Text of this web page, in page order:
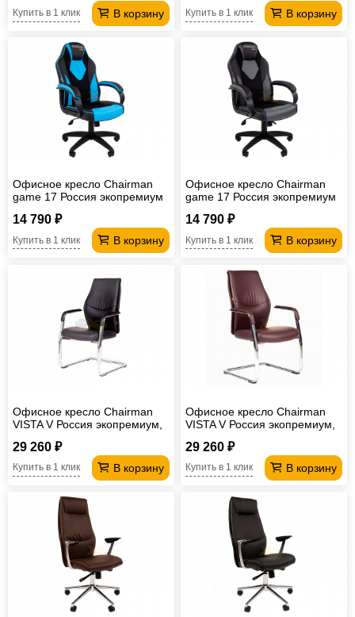
В корзину
Купить в 1 клик В корзину
Купить в 1 клик
Офисное кресло Chairman
game 17 Россия экопремиум
14 790 ₽
В корзину
Купить в 1 клик
Офисное кресло Chairman
game 17 Россия экопремиум
14 790 ₽
В корзину
Купить в 1 клик
Офисное кресло Chairman
VISTA V Россия экопремиум,
29 260 ₽
В корзину
Купить в 1 клик
Офисное кресло Chairman
VISTA V Россия экопремиум,
29 260 ₽
В корзину
Купить в 1 клик